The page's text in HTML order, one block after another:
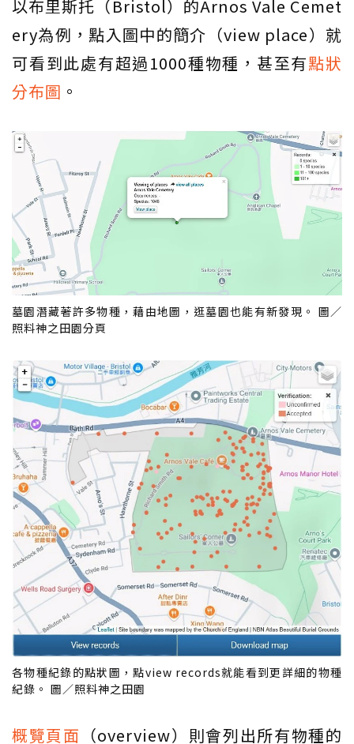
以布里斯托（Bristol）的Arnos Vale Cemet
ery為例，點入圖中的簡介（view place）就
可看到此處有超過1000種物種，甚至有點狀
分布圖 。
墓園潛藏著許多物種，藉由地圖，逛墓園也能有新發現。 圖／
照料神之田園分頁
各物種紀錄的點狀圖，點view records就能看到更詳細的物種
紀錄。 圖／照料神之田園
概覽頁面 （overview）則會列出所有物種的